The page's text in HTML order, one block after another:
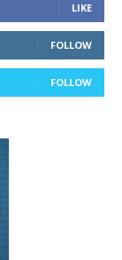
LIKE
FOLLOW
FOLLOW